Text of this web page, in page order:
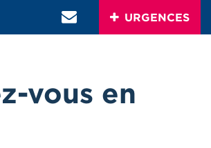
URGENCES
vous en